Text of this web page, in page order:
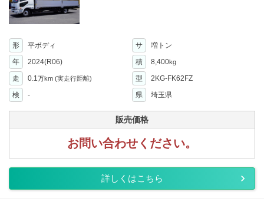
形 平ボディ サ
増トン
年
2024(R06) 積 8,400kg
走 0.1万km (実走行距離) 型
2KG-FK62FZ
検
- 県 埼玉県
販売価格
お問い合わせください。
詳しくはこちら